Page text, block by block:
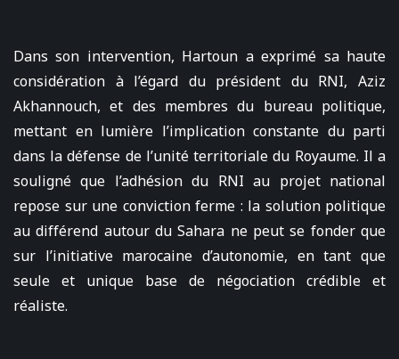
Dans son intervention, Hartoun a exprimé sa haute
considération à l’égard du président du RNI, Aziz
Akhannouch, et des membres du bureau politique,
mettant en lumière l’implication constante du parti
dans la défense de l’unité territoriale du Royaume. Il a
souligné que l’adhésion du RNI au projet national
repose sur une conviction ferme : la solution politique
au différend autour du Sahara ne peut se fonder que
sur l’initiative marocaine d’autonomie, en tant que
seule et unique base de négociation crédible et
réaliste.